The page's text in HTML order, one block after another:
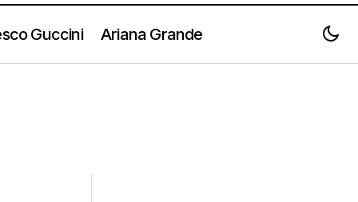
Guccini Ariana Grande